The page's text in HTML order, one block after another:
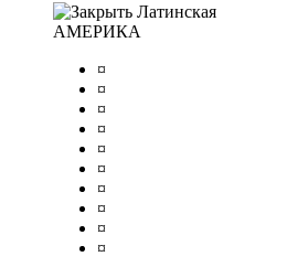
Латинская
АМЕРИКА
¤
¤
¤
¤
¤
¤
¤
¤
¤
¤